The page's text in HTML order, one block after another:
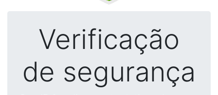
Verificação
de segurança